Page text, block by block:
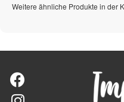
Weitere ähnliche Produkte in der